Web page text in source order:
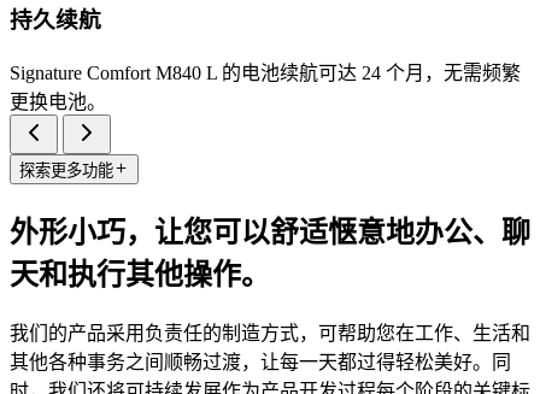
持久续航
Signature Comfort M840 L 的电池续航可达 24 个月，无需频繁
更换电池。
探索更多功能
外形小巧，让您可以舒适惬意地办公、聊
天和执行其他操作。
我们的产品采用负责任的制造方式，可帮助您在工作、生活和
其他各种事务之间顺畅过渡，让每一天都过得轻松美好。同